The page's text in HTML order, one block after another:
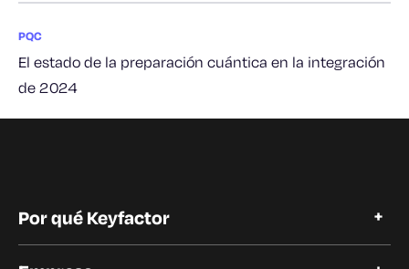
PQC
El estado de la preparación cuántica en la integración
de 2024
Por qué Keyfactor